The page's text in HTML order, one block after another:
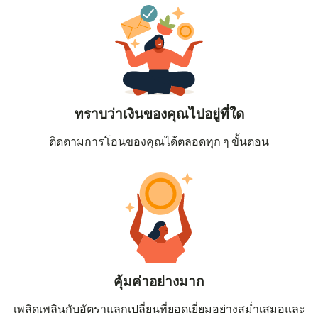
ทราบว่าเงินของคุณไปอยู่ที่ใด
ติดตามการโอนของคุณได้ตลอดทุก ๆ ขั้นตอน
คุ้มค่าอย่างมาก
เพลิดเพลินกับอัตราแลกเปลี่ยนที่ยอดเยี่ยมอย่างสม่ำเสมอและ